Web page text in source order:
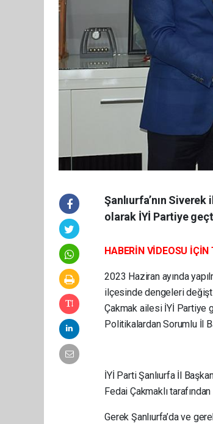
Şanlıurfa’nın
olarak İYİ Partiye
HABERİN VİDEOSU İÇİN
2023 Haziran ayında
ilçesinde dengeleri
Çakmak ailesi İYİ Partiye
Politikalardan Sorumlu İl
İYİ Parti Şanlıurfa İl
Fedai Çakmaklı
Gerek Şanlıurfa’da ve